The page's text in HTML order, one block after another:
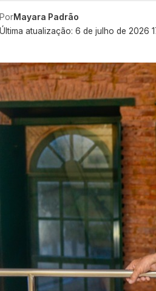
Última atualização: 6 de julho de 2026
PorMayara Padrão